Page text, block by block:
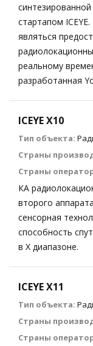
стартапом
являться
реальному
разработанная
ICEYE X10
Тип объекта:
Страны
Страны
КА
второго
сенсорная
способность
в X диапазоне.
ICEYE X11
Тип объекта:
Страны
Страны